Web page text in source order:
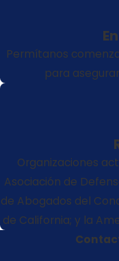
Permítanos
para
Organizaciones
Asociación de
de Abogados del
de California; y la